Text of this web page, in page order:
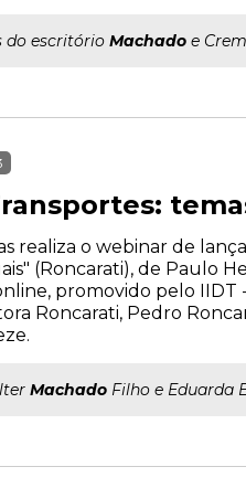
do escritório Machado e
realiza o webinar de
(Roncarati), de Paulo
promovido pelo
Roncarati, Pedro
Machado Filho e Eduarda